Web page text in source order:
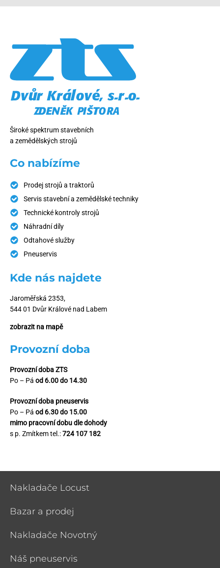
Široké spektrum stavebních
a zemědělských strojů
Co nabízíme
Prodej strojů a traktorů
Servis stavební a zemědělské techniky
Technické kontroly strojů
Náhradní díly
Odtahové služby
Pneuservis
Kde nás najdete
Jaroměřská 2353,
544 01 Dvůr Králové nad Labem
zobrazit na mapě
Provozní doba
Provozní doba ZTS
Po – Pá od 6.00 do 14.30
Provozní doba pneuservis
Po – Pá od 6.30 do 15.00
mimo pracovní dobu dle dohody
s p. Zmítkem tel.:724 107 182
Nakladače Locust
Bazar a prodej
Nakladače Novotný
Náš pneuservis